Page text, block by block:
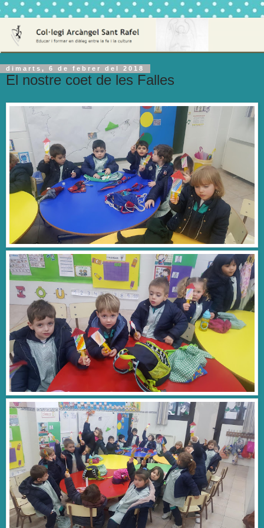
dimarts, 6 de febrer del 2018
El nostre coet de les Falles